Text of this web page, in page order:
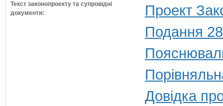
Текст законопроекту та супровідні
документи:
Проект
Подання
Довідка